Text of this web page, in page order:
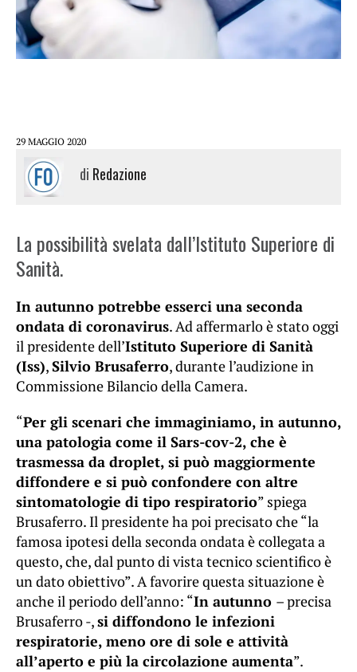
29 MAGGIO 2020
di Redazione
La possibilità svelata dall’Istituto Superiore di
Sanità.
In autunno potrebbe esserci una seconda
ondata di coronavirus. Ad affermarlo è stato oggi
il presidente dell’Istituto Superiore di Sanità
(Iss),Silvio Brusaferro, durante l’audizione in
Commissione Bilancio della Camera.
“Per gli scenari che immaginiamo, in autunno,
una patologia come il Sars-cov-2, che è
trasmessa da droplet, si può maggiormente
diffondere e si può confondere con altre
sintomatologie di tipo respiratorio” spiega
Brusaferro. Il presidente ha poi precisato che “la
famosa ipotesi della seconda ondata è collegata a
questo, che, dal punto di vista tecnico scientifico è
un dato obiettivo”. A favorire questa situazione è
anche il periodo dell’anno: “In autunno – precisa
Brusaferro -,si diffondono le infezioni
respiratorie, meno ore di sole e attività
all’aperto e più la circolazione aumenta”.